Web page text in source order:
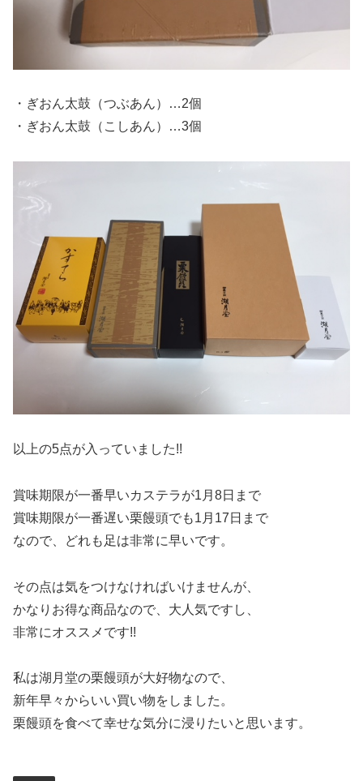
・ぎおん太鼓（つぶあん）…2個
・ぎおん太鼓（こしあん）…3個
以上の5点が入っていました!!
賞味期限が一番早いカステラが1月8日まで
賞味期限が一番遅い栗饅頭でも1月17日まで
なので、どれも足は非常に早いです。
その点は気をつけなければいけませんが、
かなりお得な商品なので、大人気ですし、
非常にオススメです!!
私は湖月堂の栗饅頭が大好物なので、
新年早々からいい買い物をしました。
栗饅頭を食べて幸せな気分に浸りたいと思います。